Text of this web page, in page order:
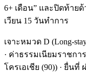
6+ เดือน” และปิดท้าย
เวียน 15 วันทำการ
เจาะหมวด D (Long-
· ค่าธรรมเนียมราชกา
โครเอเชีย (90)) · ยื่นที่